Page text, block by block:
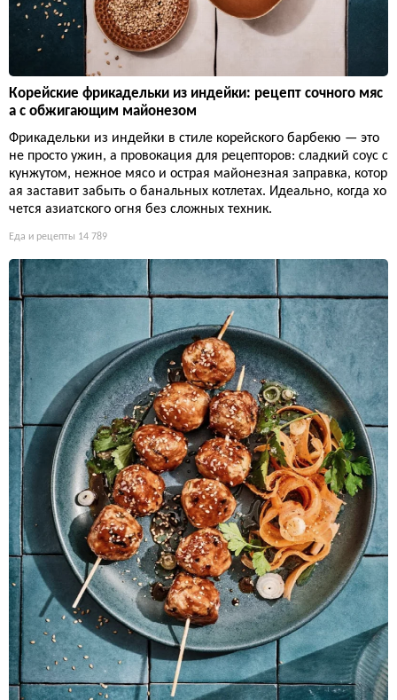
Корейские фрикадельки из индейки: рецепт сочного мяс
а с обжигающим майонезом
Фрикадельки из индейки в стиле корейского барбекю — это
не просто ужин, а провокация для рецепторов: сладкий соус с
кунжутом, нежное мясо и острая майонезная заправка, котор
ая заставит забыть о банальных котлетах. Идеально, когда хо
чется азиатского огня без сложных техник.
Еда и рецепты 14 789